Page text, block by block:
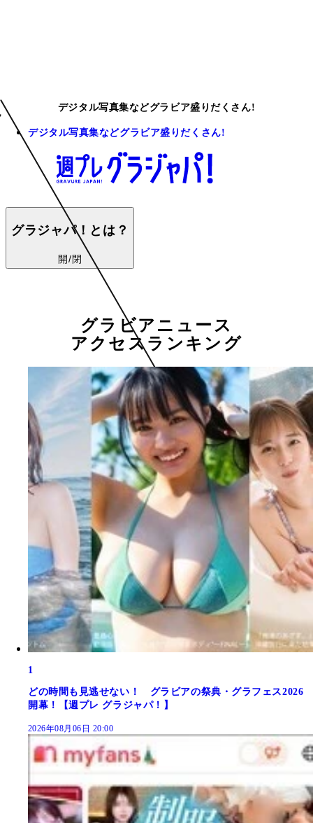
デジタル写真集などグラビア盛りだくさん!
デジタル写真集などグラビア盛りだくさん!
グラジャパ！とは？
開/閉
グラビアニュース
アクセスランキング
1
どの時間も見逃せない！ グラビアの祭典・グラフェス2026
開幕！【週プレ グラジャパ！】
2026年08月06日 20:00